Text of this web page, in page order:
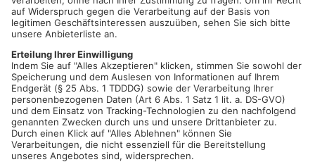
KARLSTEIN/OFFENBACH.Am Nachmittag und Abend ist es zu
zwei Unfällen im Kreis Aschaffenburg gekommen - Dabei
wurde ein 27-jähriger Mann in Karlstein leicht verletzt. Der
Mann fuhr in eine Straßenkreuzung ein und übersah ein
anderes Auto, durch die Kollision landete sein Wagen auf dem
Dach. Auch auf der A45 kam es wenige Stunden später zu
einem Unfall zwischen Karlstein und Alzenau-Mitte – Über